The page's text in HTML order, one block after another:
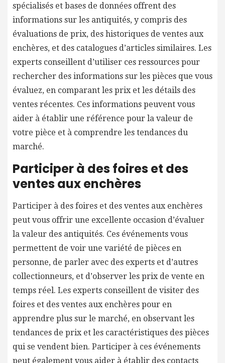
spécialisés et bases de données offrent des
informations sur les antiquités, y compris des
évaluations de prix, des historiques de ventes aux
enchères, et des catalogues d’articles similaires. Les
experts conseillent d’utiliser ces ressources pour
rechercher des informations sur les pièces que vous
évaluez, en comparant les prix et les détails des
ventes récentes. Ces informations peuvent vous
aider à établir une référence pour la valeur de
votre pièce et à comprendre les tendances du
marché.
Participer à des foires et des
ventes aux enchères
Participer à des foires et des ventes aux enchères
peut vous offrir une excellente occasion d’évaluer
la valeur des antiquités. Ces événements vous
permettent de voir une variété de pièces en
personne, de parler avec des experts et d’autres
collectionneurs, et d’observer les prix de vente en
temps réel. Les experts conseillent de visiter des
foires et des ventes aux enchères pour en
apprendre plus sur le marché, en observant les
tendances de prix et les caractéristiques des pièces
qui se vendent bien. Participer à ces événements
peut également vous aider à établir des contacts